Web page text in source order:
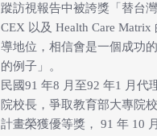
蹤訪視報告中被誇獎「替台
CEX 以及 Health Care Matrix
導地位，相信會是一個成功
的例子」。
民國91 年8 月至92 年1 月代
院校長，爭取教育部大專院
計畫榮獲優等獎， 91 年 10